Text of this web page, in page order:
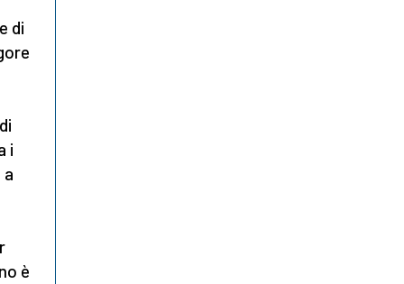
di
i
è